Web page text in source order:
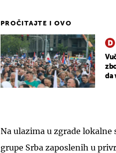
PROČITAJTE I OVO
da
Na ulazima u zgrade lokalne
grupe Srba zaposlenih u